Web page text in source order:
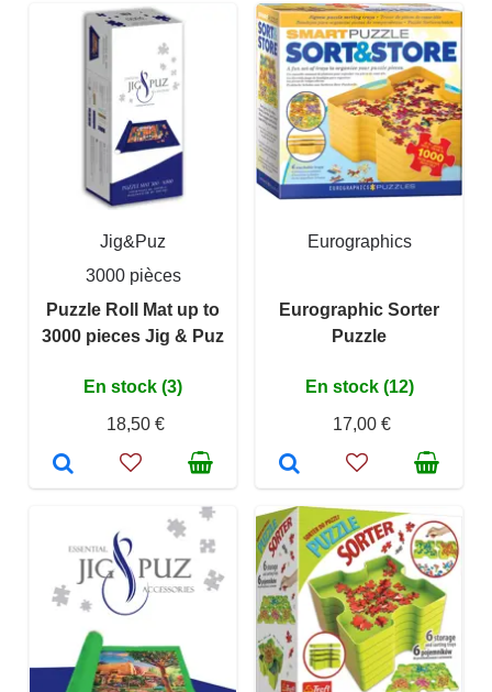
Jig&Puz
3000 pièces
Puzzle Roll Mat up to
3000 pieces Jig & Puz
En stock (3)
18,50 €
Eurographics
Eurographic Sorter
Puzzle
En stock (12)
17,00 €